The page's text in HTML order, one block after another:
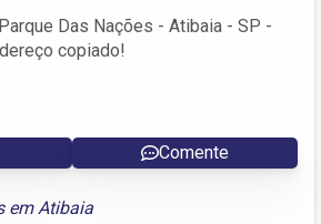
Das Nações - Atibaia - SP -
copiado!
Comente
em Atibaia